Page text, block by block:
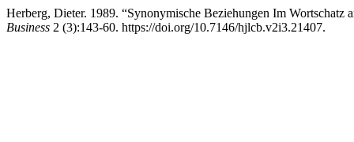
Herberg, Dieter. 1989. “Synonymische Beziehungen Im Wortschatz
Business 2 (3):143-60. https://doi.org/10.7146/hjlcb.v2i3.21407.